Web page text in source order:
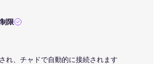
限
れ、チャドで自動的に接続されます